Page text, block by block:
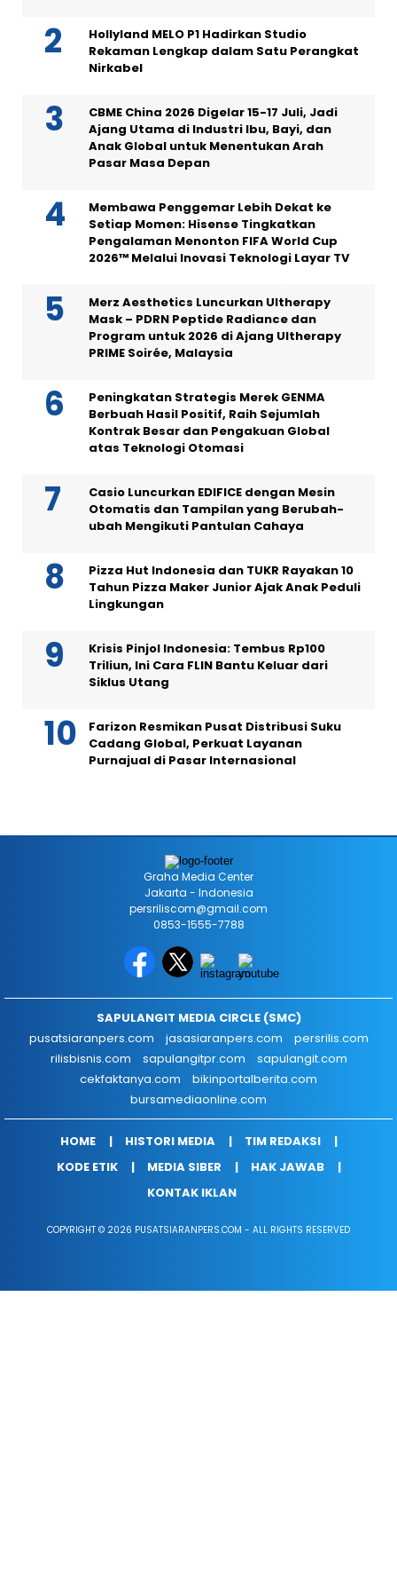
Hollyland MELO P1 Hadirkan Studio
Rekaman Lengkap dalam Satu Perangkat
Nirkabel
CBME China 2026 Digelar 15-17 Juli, Jadi
Ajang Utama di Industri Ibu, Bayi, dan
Anak Global untuk Menentukan Arah
Pasar Masa Depan
Membawa Penggemar Lebih Dekat ke
Setiap Momen: Hisense Tingkatkan
Pengalaman Menonton FIFA World Cup
2026™ Melalui Inovasi Teknologi Layar TV
Merz Aesthetics Luncurkan Ultherapy
Mask – PDRN Peptide Radiance dan
Program untuk 2026 di Ajang Ultherapy
PRIME Soirée, Malaysia
Peningkatan Strategis Merek GENMA
Berbuah Hasil Positif, Raih Sejumlah
Kontrak Besar dan Pengakuan Global
atas Teknologi Otomasi
Casio Luncurkan EDIFICE dengan Mesin
Otomatis dan Tampilan yang Berubah-
ubah Mengikuti Pantulan Cahaya
Pizza Hut Indonesia dan TUKR Rayakan 10
Tahun Pizza Maker Junior Ajak Anak Peduli
Lingkungan
Krisis Pinjol Indonesia: Tembus Rp100
Triliun, Ini Cara FLIN Bantu Keluar dari
Siklus Utang
Farizon Resmikan Pusat Distribusi Suku
Cadang Global, Perkuat Layanan
Purnajual di Pasar Internasional
Graha Media Center
Jakarta - Indonesia
persriliscom@gmail.com
0853-1555-7788
SAPULANGIT MEDIA CIRCLE (SMC)
pusatsiaranpers.com
jasasiaranpers.com
persrilis.com
rilisbisnis.com
sapulangitpr.com
sapulangit.com
cekfaktanya.com
bikinportalberita.com
bursamediaonline.com
HOME HISTORI MEDIA
TIM REDAKSI
KODE ETIK
MEDIA SIBER
HAK JAWAB
KONTAK IKLAN
COPYRIGHT © 2026 PUSATSIARANPERS.COM - ALL RIGHTS RESERVED